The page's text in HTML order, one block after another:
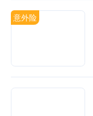
意外险